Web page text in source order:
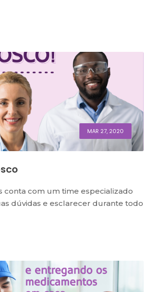
MAR 27, 2020
conta com um time especializado
dúvidas e esclarecer durante todo